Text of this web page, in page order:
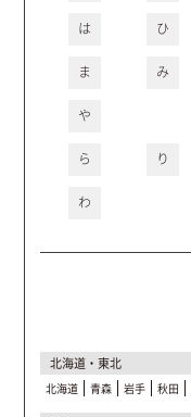
は ひ
ま み
や
ら り
わ
北海道・東北
北海道 青森 岩手 秋田